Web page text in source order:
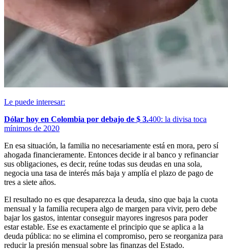
Le puede interesar:
Dólar hoy en Colombia por debajo de $ 3.400: la divisa toca
mínimos de 2020
En esa situación, la familia no necesariamente está en mora, pero sí
ahogada financieramente. Entonces decide ir al banco y refinanciar
sus obligaciones, es decir, reúne todas sus deudas en una sola,
negocia una tasa de interés más baja y amplía el plazo de pago de
tres a siete años.
El resultado no es que desaparezca la deuda, sino que baja la cuota
mensual y la familia recupera algo de margen para vivir, pero debe
bajar los gastos, intentar conseguir mayores ingresos para poder
estar estable. Ese es exactamente el principio que se aplica a la
deuda pública: no se elimina el compromiso, pero se reorganiza para
reducir la presión mensual sobre las finanzas del Estado.